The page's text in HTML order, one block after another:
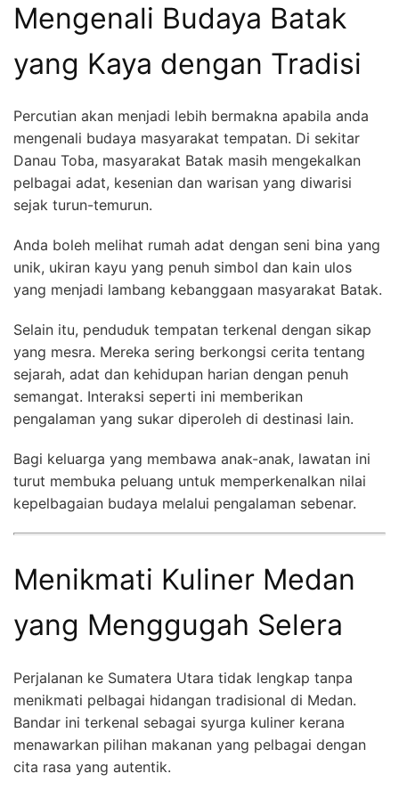
Mengenali Budaya Batak
yang Kaya dengan Tradisi
Percutian akan menjadi lebih bermakna apabila anda
mengenali budaya masyarakat tempatan. Di sekitar
Danau Toba, masyarakat Batak masih mengekalkan
pelbagai adat, kesenian dan warisan yang diwarisi
sejak turun-temurun.
Anda boleh melihat rumah adat dengan seni bina yang
unik, ukiran kayu yang penuh simbol dan kain ulos
yang menjadi lambang kebanggaan masyarakat Batak.
Selain itu, penduduk tempatan terkenal dengan sikap
yang mesra. Mereka sering berkongsi cerita tentang
sejarah, adat dan kehidupan harian dengan penuh
semangat. Interaksi seperti ini memberikan
pengalaman yang sukar diperoleh di destinasi lain.
Bagi keluarga yang membawa anak-anak, lawatan ini
turut membuka peluang untuk memperkenalkan nilai
kepelbagaian budaya melalui pengalaman sebenar.
Menikmati Kuliner Medan
yang Menggugah Selera
Perjalanan ke Sumatera Utara tidak lengkap tanpa
menikmati pelbagai hidangan tradisional di Medan.
Bandar ini terkenal sebagai syurga kuliner kerana
menawarkan pilihan makanan yang pelbagai dengan
cita rasa yang autentik.